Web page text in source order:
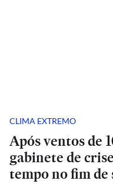
CLIMA EXTREMO
Após ventos de
gabinete de
tempo no fim de